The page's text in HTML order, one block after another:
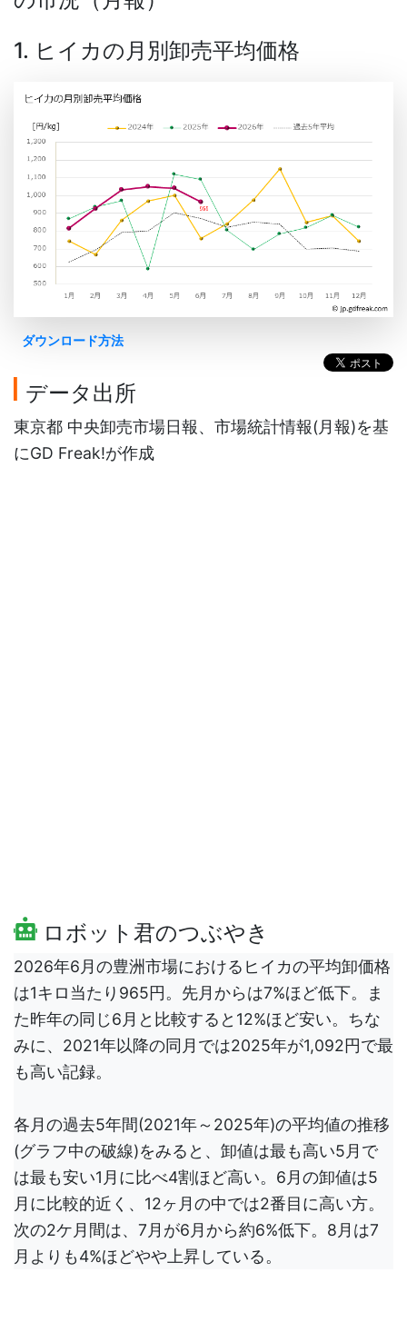
1. ヒイカの月別卸売平均価格
ダウンロード方法
データ出所
東京都 中央卸売市場日報、市場統計情報(月報)を基
にGD Freak!が作成
ロボット君のつぶやき
2026年6月の豊洲市場におけるヒイカの平均卸価格
は1キロ当たり965円。先月からは7%ほど低下。ま
た昨年の同じ6月と比較すると12%ほど安い。ちな
みに、2021年以降の同月では2025年が1,092円で最
も高い記録。
各月の過去5年間(2021年～2025年)の平均値の推移
(グラフ中の破線)をみると、卸値は最も高い5月で
は最も安い1月に比べ4割ほど高い。6月の卸値は5
月に比較的近く、12ヶ月の中では2番目に高い方。
次の2ケ月間は、7月が6月から約6%低下。8月は7
月よりも4%ほどやや上昇している。